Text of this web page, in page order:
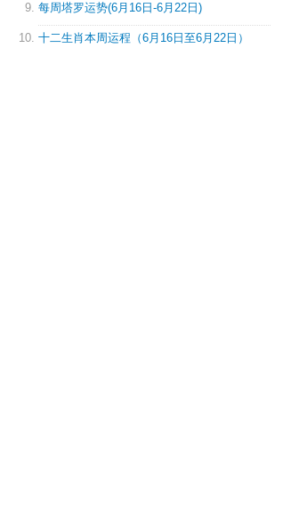
每周塔罗运势(6月16日-6月22日)
十二生肖本周运程（6月16日至6月22日）